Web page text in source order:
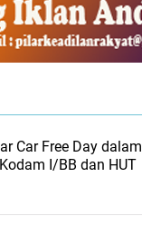
Car Free Day dalam
I/BB dan HUT